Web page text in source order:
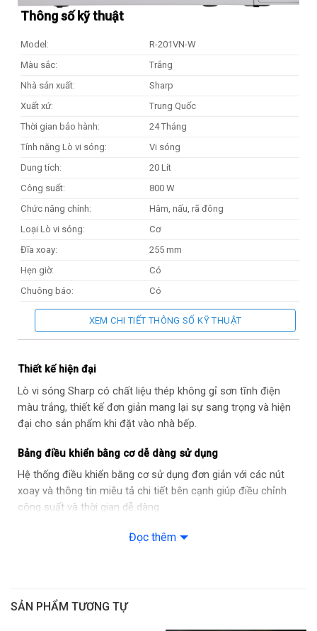
Thông số kỹ thuật
Model:
R-201VN-W
Màu sắc:
Trắng
Nhà sản xuất:
Sharp
Xuất xứ:
Trung Quốc
Thời gian bảo hành:
24 Tháng
Tính năng Lò vi sóng:
Vi sóng
Dung tích:
20 Lít
Công suất:
800 W
Chức năng chính:
Hâm, nấu, rã đông
Loại Lò vi sóng:
Cơ
Đĩa xoay:
255 mm
Hẹn giờ:
Có
Chuông báo:
Có
Chức năng khác:
Có các chế độ thấp, trung bình, cao
Khối lượng sản phẩm (kg):
10.9 kg
XEM CHI TIẾT THÔNG SỐ KỸ THUẬT
Thiết kế hiện đại
Lò vi sóng Sharp có chất liệu thép không gỉ sơn tĩnh điện
màu trắng, thiết kế đơn giản mang lại sự sang trọng và hiện
đại cho sản phẩm khi đặt vào nhà bếp.
Bảng điều khiển bằng cơ dễ dàng sử dụng
Hệ thống điều khiển bằng cơ sử dụng đơn giản với các nút
xoay và thông tin miêu tả chi tiết bên cạnh giúp điều chỉnh
công suất và thời gian dễ dàng.
Đọc thêm
SẢN PHẨM TƯƠNG TỰ